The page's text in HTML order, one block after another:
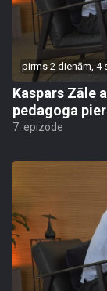
pirms 2 dienām, 4
Kaspars Zāle
pedagoga
7. epizode